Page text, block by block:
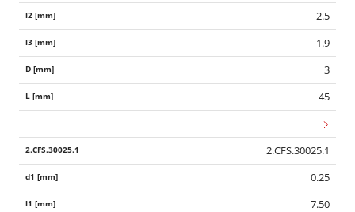
2.5
1.9
3
45
2.CFS.30025.1
0.25
7.50